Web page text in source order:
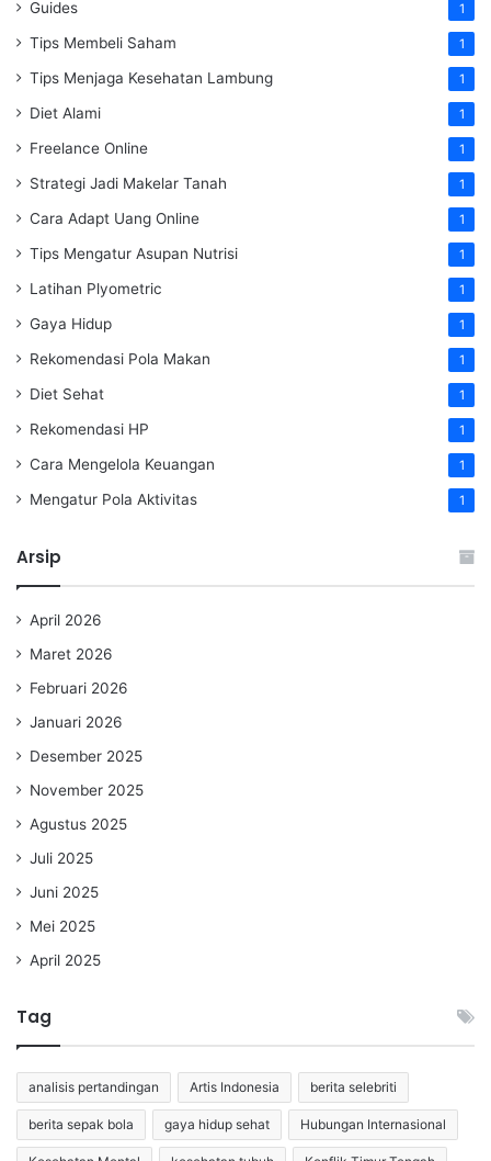
Guides 1
Tips Membeli Saham 1
Tips Menjaga Kesehatan Lambung 1
Diet Alami 1
Freelance Online 1
Strategi Jadi Makelar Tanah 1
Cara Adapt Uang Online 1
Tips Mengatur Asupan Nutrisi 1
Latihan Plyometric 1
Gaya Hidup 1
Rekomendasi Pola Makan 1
Diet Sehat 1
Rekomendasi HP 1
Cara Mengelola Keuangan 1
Mengatur Pola Aktivitas 1
Arsip
April 2026
Maret 2026
Februari 2026
Januari 2026
Desember 2025
November 2025
Agustus 2025
Juli 2025
Juni 2025
Mei 2025
April 2025
Tag
analisis pertandingan Artis Indonesia berita selebriti
berita sepak bola gaya hidup sehat Hubungan Internasional